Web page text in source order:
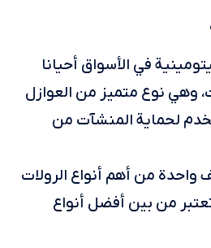
في الأسواق أحيانا
وهي نوع متميز من العوازل
لحماية المنشآت من
واحدة من أهم أنواع الرولات
من بين أفضل أنواع